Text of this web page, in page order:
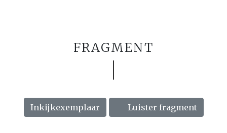
FRAGMENT
Inkijkexemplaar Luister fragment